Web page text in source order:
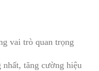
vai trò quan trọng
nhất, tăng cường hiệu